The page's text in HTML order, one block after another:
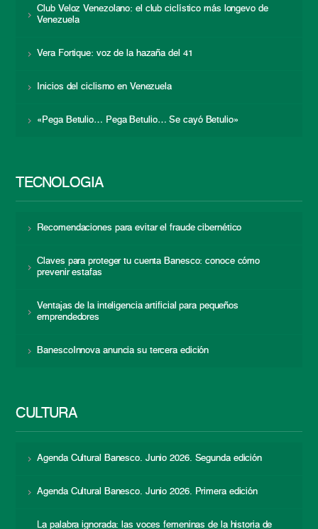
Club Veloz Venezolano: el club ciclístico más longevo de
Venezuela
Vera Fortique: voz de la hazaña del 41
Inicios del ciclismo en Venezuela
«Pega Betulio… Pega Betulio… Se cayó Betulio»
TECNOLOGÍA
Recomendaciones para evitar el fraude cibernético
Claves para proteger tu cuenta Banesco: conoce cómo
prevenir estafas
Ventajas de la inteligencia artificial para pequeños
emprendedores
BanescoInnova anuncia su tercera edición
CULTURA
Agenda Cultural Banesco. Junio 2026. Segunda edición
Agenda Cultural Banesco. Junio 2026. Primera edición
La palabra ignorada: las voces femeninas de la historia de